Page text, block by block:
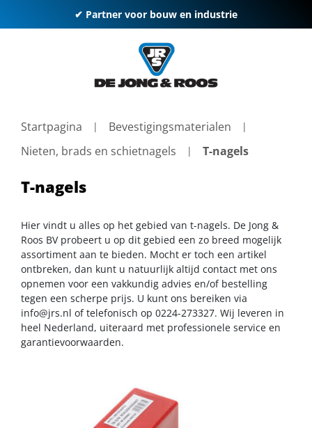
✔ Partner voor bouw en industrie
Startpagina
Bevestigingsmaterialen
Nieten, brads en schietnagels
T-nagels
T-nagels
Hier vindt u alles op het gebied van t-nagels. De Jong &
Roos BV probeert u op dit gebied een zo breed mogelijk
assortiment aan te bieden. Mocht er toch een artikel
ontbreken, dan kunt u natuurlijk altijd contact met ons
opnemen voor een vakkundig advies en/of bestelling
tegen een scherpe prijs. U kunt ons bereiken via
info@jrs.nl of telefonisch op 0224-273327. Wij leveren in
heel Nederland, uiteraard met professionele service en
garantievoorwaarden.